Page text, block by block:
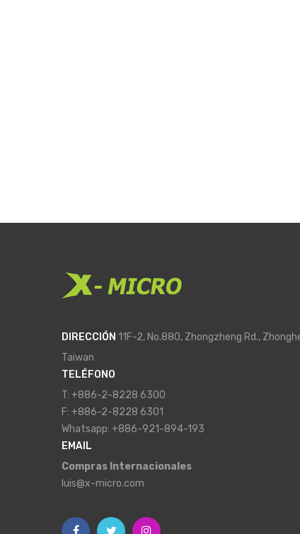
DIRECCIÓN 11F-2, No.880, Zhongzheng Rd.,
Taiwan
TELÉFONO
T: +886-2-8228 6300
F: +886-2-8228 6301
Whatsapp: +886-921-894-193
EMAIL
Compras Internacionales
luis@x-micro.com